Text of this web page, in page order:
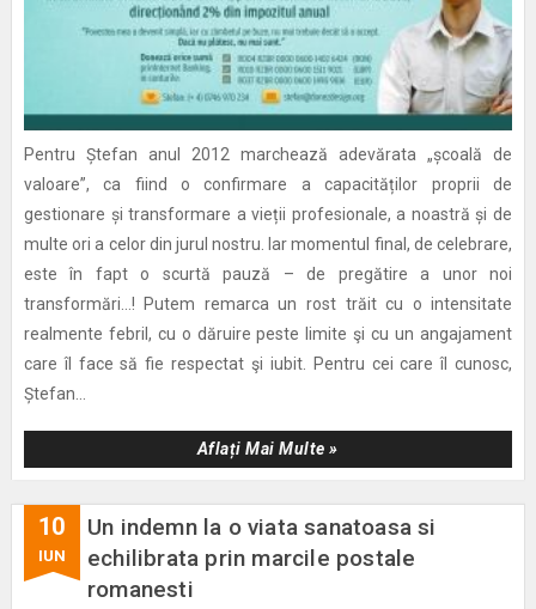
Pentru Ștefan anul 2012 marchează adevărata „școală de
valoare”, ca fiind o confirmare a capacităților proprii de
gestionare și transformare a vieții profesionale, a noastră și de
multe ori a celor din jurul nostru. Iar momentul final, de celebrare,
este în fapt o scurtă pauză – de pregătire a unor noi
transformări…! Putem remarca un rost trăit cu o intensitate
realmente febril, cu o dăruire peste limite şi cu un angajament
care îl face să fie respectat şi iubit. Pentru cei care îl cunosc,
Ștefan...
Aflați Mai Multe »
10
IUN
Un indemn la o viata sanatoasa si
echilibrata prin marcile postale
romanesti